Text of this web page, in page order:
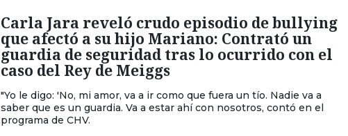
Carla Jara reveló crudo episodio de bullying
que afectó a su hijo Mariano: Contrató un
guardia de seguridad tras lo ocurrido con el
caso del Rey de Meiggs
"Yo le digo: 'No, mi amor, va a ir como que fuera un tío. Nadie va a
saber que es un guardia. Va a estar ahí con nosotros, contó en el
programa de CHV.